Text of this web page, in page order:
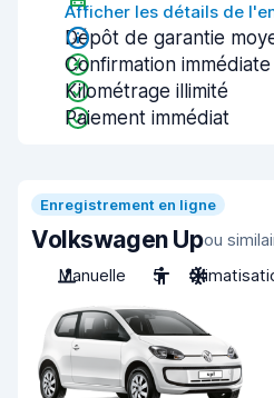
Afficher les détails de
Dépôt de garantie
Confirmation immédiate
Kilométrage illimité
Paiement immédiat
Enregistrement en ligne
Volkswagen Upou
Manuelle
5